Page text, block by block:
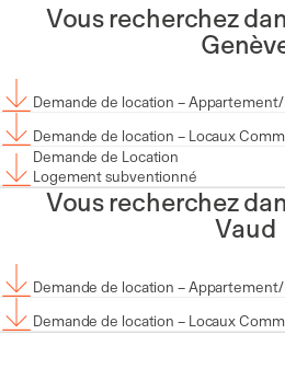
Vous recherchez
Demande de location –
Demande de location – Locaux
Demande de Location
Logement subventionné
Vous recherchez
Vaud
Demande de location –
Demande de location – Locaux